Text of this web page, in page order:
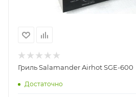
Гриль Salamander Airhot SGE-600
Достаточно